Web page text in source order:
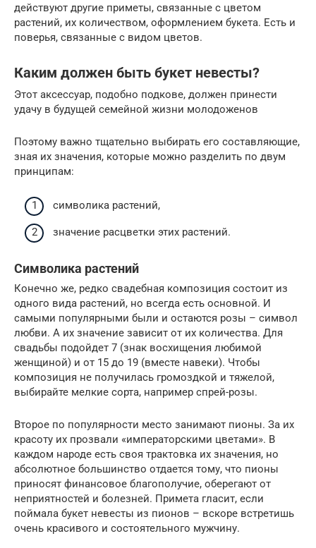
действуют другие приметы, связанные с цветом
растений, их количеством, оформлением букета. Есть и
поверья, связанные с видом цветов.
Каким должен быть букет невесты?
Этот аксессуар, подобно подкове, должен принести
удачу в будущей семейной жизни молодоженов
Поэтому важно тщательно выбирать его составляющие,
зная их значения, которые можно разделить по двум
принципам:
символика растений,
значение расцветки этих растений.
Символика растений
Конечно же, редко свадебная композиция состоит из
одного вида растений, но всегда есть основной. И
самыми популярными были и остаются розы – символ
любви. А их значение зависит от их количества. Для
свадьбы подойдет 7 (знак восхищения любимой
женщиной) и от 15 до 19 (вместе навеки). Чтобы
композиция не получилась громоздкой и тяжелой,
выбирайте мелкие сорта, например спрей-розы.
Второе по популярности место занимают пионы. За их
красоту их прозвали «императорскими цветами». В
каждом народе есть своя трактовка их значения, но
абсолютное большинство отдается тому, что пионы
приносят финансовое благополучие, оберегают от
неприятностей и болезней. Примета гласит, если
поймала букет невесты из пионов – вскоре встретишь
очень красивого и состоятельного мужчину.